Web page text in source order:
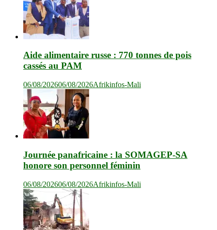
Aide alimentaire russe : 770 tonnes de pois
cassés au PAM
06/08/202606/08/2026Afrikinfos-Mali
Journée panafricaine : la SOMAGEP-SA
honore son personnel féminin
06/08/202606/08/2026Afrikinfos-Mali